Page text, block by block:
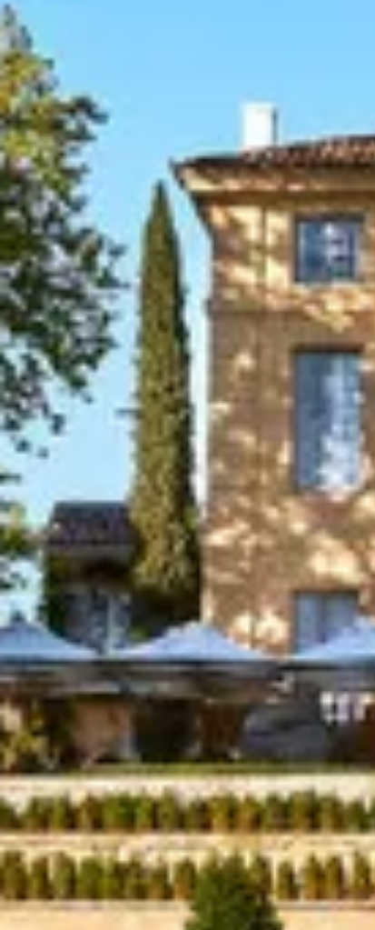
Weingüter & Weinprobe Burgund
Champagnerhäuser & Verkostungen Champagner
Weingüter & Weinprobe Corse
Destillerien & Weinkeller Cognac
Destillerien & Weinkeller Calvados
Weingüter & Weinprobe Elsass
Weingüter & Weinprobe Jura
Weingüter & Weinprobe Languedoc Roussillon
Rumbrennereien & Destillerien Martinique
Destillerien & Weinkeller Poitou Charentes
Weingüter & Weinprobe Provence
Weingüter & Weinprobe Savoie
Weingüter & Weinprobe Südwesten
Weingüter & Weinprobe Loiretal
Weingüter & Weinprobe Rhonetal
Cave historique des hospices de Strasbourg
Champagne Canard-Duchêne
Champagne Lanson
Champagne Mercier
Champagne Moët & Chandon
Champagne Mumm
Champagne Vranken-Pommery
Villa Demoiselle
Champagne Ruinart
Champagne Taittinger
Champagne Veuve Clicquot
Pressoria